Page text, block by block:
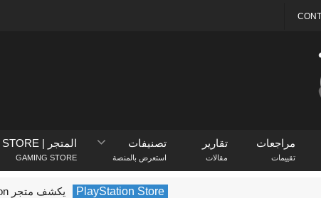
مراجعات
تقييمات
تقارير
مقالات
تصنيفات
استعرض بالمنصة
المتجر | STORE
GAMING STORE
PlayStation Store يكشف متجر PlayStation عن الألعاب الأكثر تنزيلًا في فبراير 2022